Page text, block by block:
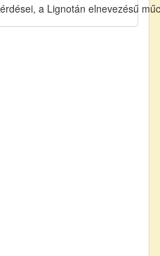
a Lignotán elnevezésű